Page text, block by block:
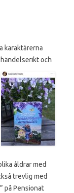
karaktärerna
och
åldrar med
trevlig med
på Pensionat